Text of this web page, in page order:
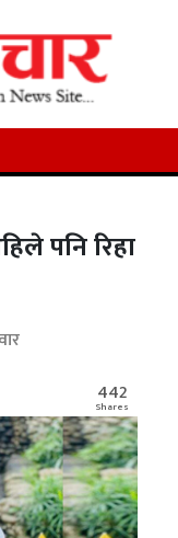
पनि रिहा
442
Shares